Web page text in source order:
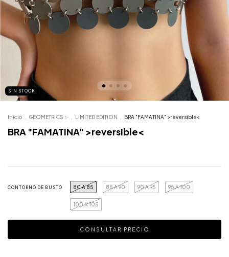
SIN STOCK
Inicio GEOMETRICS ✨ LIMITED EDITION BRA "FAMATINA" >reversible<
BRA "FAMATINA" >reversible<
CONTORNO DE BUSTO 80 A 85 85 A 90 90 A 95 95 A 100
100 A 105